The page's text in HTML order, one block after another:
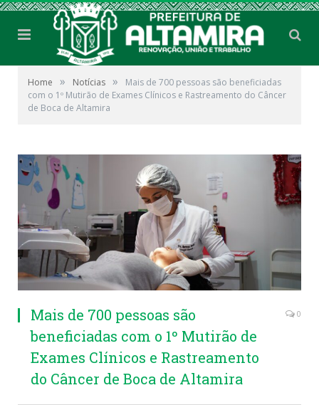
Home » Notícias »
Mais de 700 pessoas são beneficiadas
com o 1º Mutirão de Exames Clínicos e Rastreamento do Câncer
de Boca de Altamira
Mais de 700 pessoas são
beneficiadas com o 1º Mutirão de
Exames Clínicos e Rastreamento
do Câncer de Boca de Altamira
0